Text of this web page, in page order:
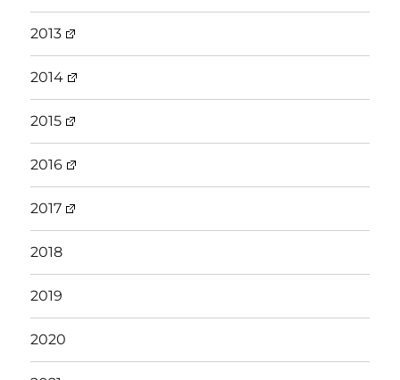
2013
2014
2015
2016
2017
2018
2019
2020